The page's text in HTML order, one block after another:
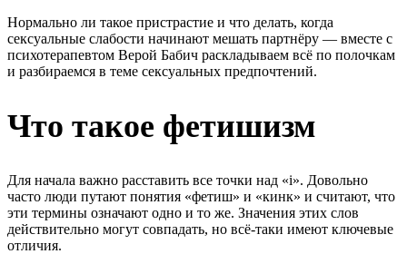
Нормально ли такое пристрастие и что делать, когда
сексуальные слабости начинают мешать партнёру — вместе с
психотерапевтом Верой Бабич раскладываем всё по полочкам
и разбираемся в теме сексуальных предпочтений.
Что такое фетишизм
Для начала важно расставить все точки над «i». Довольно
часто люди путают понятия «фетиш» и «кинк» и считают, что
эти термины означают одно и то же. Значения этих слов
действительно могут совпадать, но всё-таки имеют ключевые
отличия.